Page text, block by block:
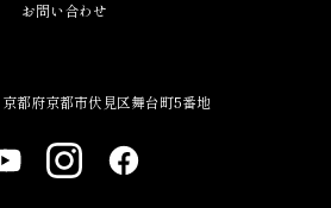
お問い合わせ
京都府京都市伏見区舞台町5番地